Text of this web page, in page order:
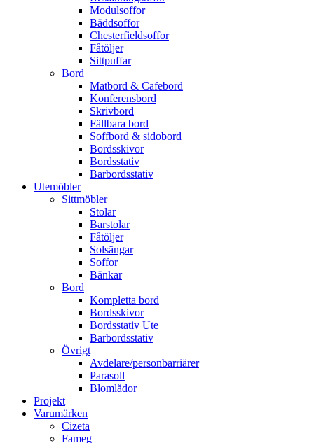
Modulsoffor
Bäddsoffor
Chesterfieldsoffor
Fåtöljer
Sittpuffar
Bord
Matbord & Cafebord
Konferensbord
Skrivbord
Fällbara bord
Soffbord & sidobord
Bordsskivor
Bordsstativ
Barbordsstativ
Utemöbler
Sittmöbler
Stolar
Barstolar
Fåtöljer
Solsängar
Soffor
Bänkar
Bord
Kompletta bord
Bordsskivor
Bordsstativ Ute
Barbordsstativ
Övrigt
Avdelare/personbarriärer
Parasoll
Blomlådor
Projekt
Varumärken
Cizeta
Fameg